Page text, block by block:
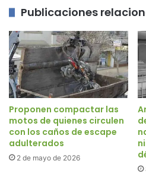
Publicaciones
Proponen compactar las
motos de quienes circulen
con los caños de escape
adulterados
2 de mayo de 2026